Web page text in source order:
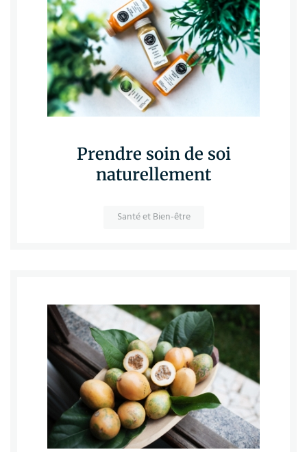
Prendre soin de soi
naturellement
Santé et Bien-être